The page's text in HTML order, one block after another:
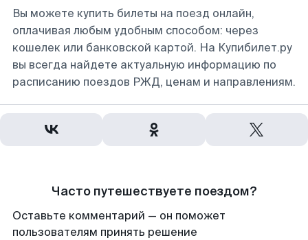
Вы можете купить билеты на поезд онлайн,
оплачивая любым удобным способом: через
кошелек или банковской картой. На Купибилет.ру
вы всегда найдете актуальную информацию по
расписанию поездов РЖД, ценам и направлениям.
Часто путешествуете поездом?
Оставьте комментарий — он поможет
пользователям принять решение